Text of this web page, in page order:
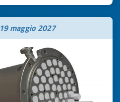
19 maggio 2027